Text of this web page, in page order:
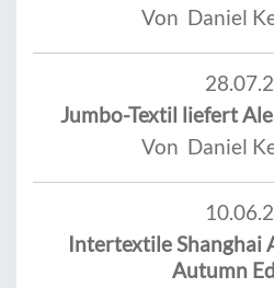
Von Daniel
Jumbo-Textil liefert
Von Daniel
Intertextile Shanghai
Autumn